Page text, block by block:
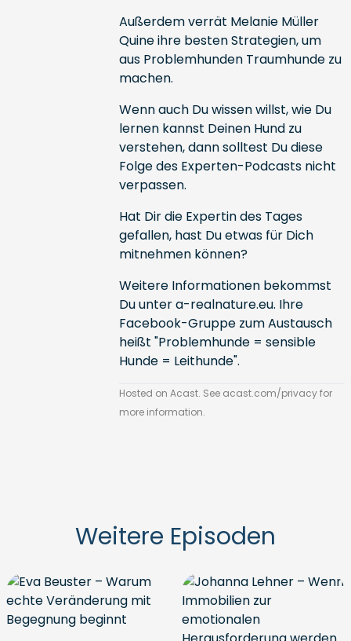
Außerdem verrät Melanie Müller
Quine ihre besten Strategien, um
aus Problemhunden Traumhunde zu
machen.
Wenn auch Du wissen willst, wie Du
lernen kannst Deinen Hund zu
verstehen, dann solltest Du diese
Folge des Experten-Podcasts nicht
verpassen.
Hat Dir die Expertin des Tages
gefallen, hast Du etwas für Dich
mitnehmen können?
Weitere Informationen bekommst
Du untera-realnature.eu. Ihre
Facebook-Gruppe zum Austausch
heißt "Problemhunde = sensible
Hunde = Leithunde".
Hosted on Acast. See acast.com/privacyfor
more information.
Weitere Episoden